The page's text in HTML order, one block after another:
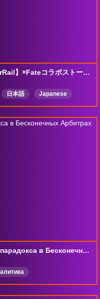
Drops💚【スタレ:HonkaiStarRail】×Fateコラボストーリー！🍀
日本語
Japanese
Drops有効
Бесконечные Рестарты Репарадокса в Бесконечных Арбитрах + Аук в конце стрима